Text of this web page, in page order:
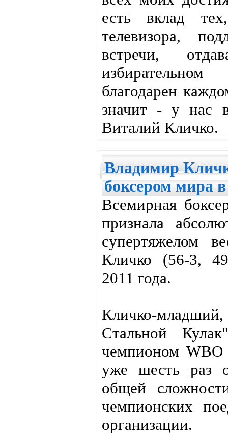
есть вклад
телевизора,
встречи,
благодарен
значит - у нас
Виталий Кличко.
Владимир
боксером мира в
Всемирная
признала
супертяжелом
Кличко (56-3,
2011 года.
Кличко-
Стальной
чемпионом
уже шесть раз
общей
чемпионских
организации.